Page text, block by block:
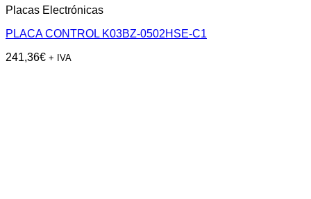
Placas Electrónicas
PLACA CONTROL K03BZ-0502HSE-C1
241,36€ + IVA